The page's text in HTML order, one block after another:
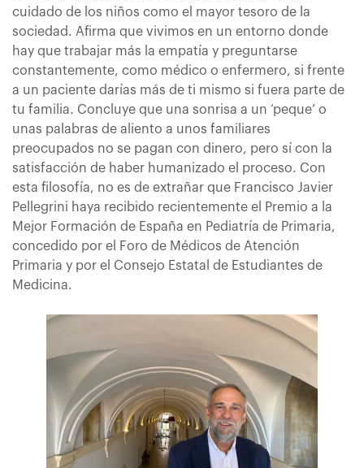
cuidado de los niños como el mayor tesoro de la
sociedad. Afirma que vivimos en un entorno donde
hay que trabajar más la empatía y preguntarse
constantemente, como médico o enfermero, si frente
a un paciente darías más de ti mismo si fuera parte de
tu familia. Concluye que una sonrisa a un ‘peque’ o
unas palabras de aliento a unos familiares
preocupados no se pagan con dinero, pero sí con la
satisfacción de haber humanizado el proceso. Con
esta filosofía, no es de extrañar que Francisco Javier
Pellegrini haya recibido recientemente el Premio a la
Mejor Formación de España en Pediatría de Primaria,
concedido por el Foro de Médicos de Atención
Primaria y por el Consejo Estatal de Estudiantes de
Medicina.